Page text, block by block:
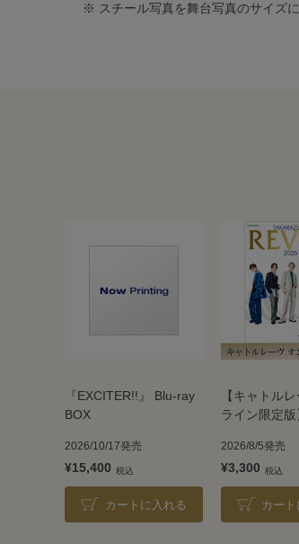
※ スチール写真を舞台写真のサイズ
『EXCITER!!』 Blu-ray
BOX
2026/10/17発売
¥15,400
カートに入れる
【キャトル
ライン限定版
2026
2026/8/5発売
¥3,300
カー